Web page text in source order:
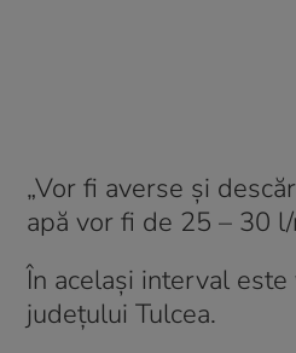
„Vor fi averse și
apă vor fi de 25 – 30
În acelaşi interval
județului Tulcea.